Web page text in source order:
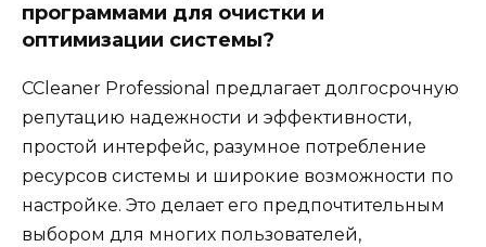
программами для очистки и
оптимизации системы?
CCleaner Professional предлагает долгосрочную
репутацию надежности и эффективности,
простой интерфейс, разумное потребление
ресурсов системы и широкие возможности по
настройке. Это делает его предпочтительным
выбором для многих пользователей,